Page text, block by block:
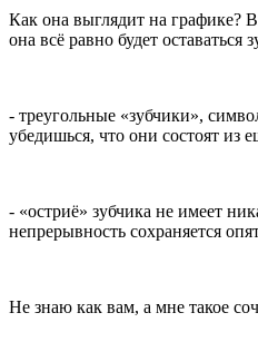
Как она выглядит на графике?
она всё равно будет оставаться
- треугольные «зубчики»,
убедишься, что они состоят из
- «остриё» зубчика не имеет
непрерывность сохраняется
Не знаю как вам, а мне такое